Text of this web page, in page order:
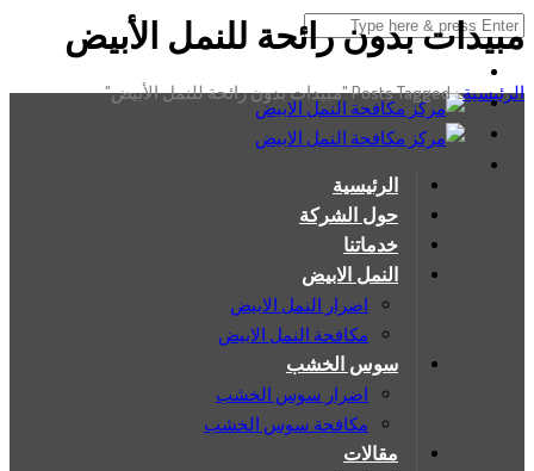
الرئيسية
حول الشركة
خدماتنا
النمل الابيض
اضرار النمل الابيض
مكافحة النمل الابيض
سوس الخشب
اضرار سوس الخشب
مكافحة سوس الخشب
مقالات
مبيدات بدون رائحة للنمل الأبيض
الرئيسية›Posts Tagged "مبيدات بدون رائحة للنمل الأبيض"